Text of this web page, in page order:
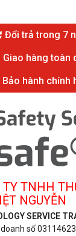
Đổi trả trong 7
Giao hàng toàn
Bảo hành chính
TY TNHH
NGUYỄN
SERVICE
số